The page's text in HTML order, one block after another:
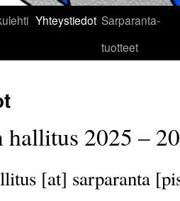
Yhteystiedot Sarparanta-
tuotteet
hallitus 2025 –
[at] sarparanta